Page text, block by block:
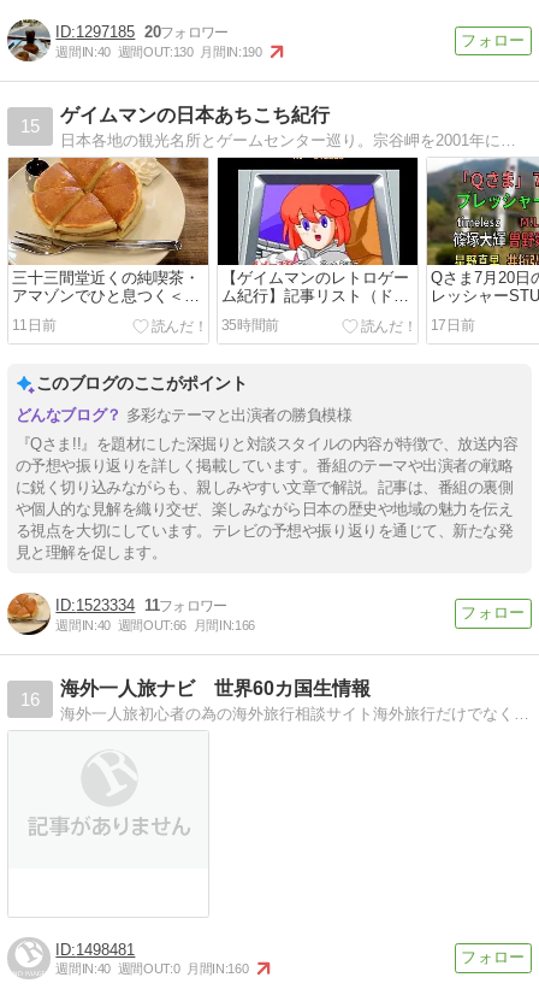
1297185 20
週間IN:40 週間OUT:130 月間IN:190
15
ゲイムマンの日本あちこち紀行
日本各地の観光名所とゲームセンター巡り。宗谷岬を2001年にスタートし、18年かかってようやく京都府到達！
三十三間堂近くの純喫茶・
アマゾンでひと息つく＜日
本縦断紀行246日目-5 京都
＞
11日前
【ゲイムマンのレトロゲー
ム紀行】記事リスト（ドラ
クエ・ポートピア・スト
II・高橋名人等）
35時間前
Qさま7月20日
レッシャー
輝・曽野舜太
優勝への道87
17日前
このブログのここがポイント
多彩なテーマと出演者の勝負模様
『Qさま!!』を題材にした深掘りと対談スタイルの内容が特徴で、放送内容
の予想や振り返りを詳しく掲載しています。番組のテーマや出演者の戦略
に鋭く切り込みながらも、親しみやすい文章で解説。記事は、番組の裏側
や個人的な見解を織り交ぜ、楽しみながら日本の歴史や地域の魅力を伝え
る視点を大切にしています。テレビの予想や振り返りを通じて、新たな発
見と理解を促します。
1523334 11
週間IN:40 週間OUT:66 月間IN:166
16
海外一人旅ナビ 世界60カ国生情報
海外一人旅初心者の為の海外旅行相談サイト海外旅行だけでなく、海外生活の経験も交えた海外一人旅相談サイトです
1498481
週間IN:40 週間OUT:0 月間IN:160